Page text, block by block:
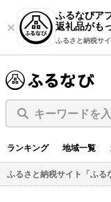
ふるなびア
返礼品がも
ふるさと納税サ
キーワードを
ランキング 地域一覧
ふるさと納税サイト「ふる